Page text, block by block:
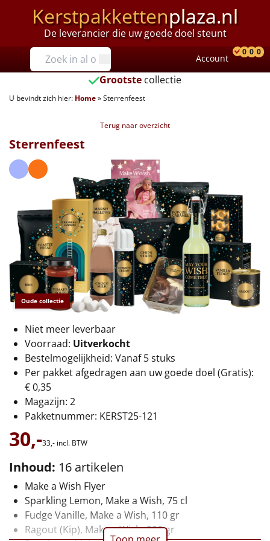
Kerstpakkettenplaza.nl
De leverancier die uw goede doel steunt
Prijzen
Tot €25
€25 tot €35
€40 tot €45
€50 tot €55
€55 tot €75
€75 tot €100
€100 en hoger
Alle kerstpakketten 2026
Thema
Origineel
Rituals
Luxe
Mannen
Vrouwen
Duurzaam
Account
0 0 0
Grootste collectie
U bevindt zich hier: Home»Sterrenfeest
Terug naar overzicht
Oude collectie
Sterrenfeest
Niet meer leverbaar
Voorraad: Uitverkocht
Bestelmogelijkheid: Vanaf 5 stuks
Per pakket afgedragen aan uw goede doel (Gratis):
€ 0,35
Magazijn: 2
Pakketnummer: KERST25-121
30,-33,- incl. BTW
Inhoud: 16 artikelen
Make a Wish Flyer
Sparkling Lemon, Make a Wish, 75 cl
Fudge Vanille, Make a Wish, 110 gr
Ragout (Kip), Make a Wish, 290 gr